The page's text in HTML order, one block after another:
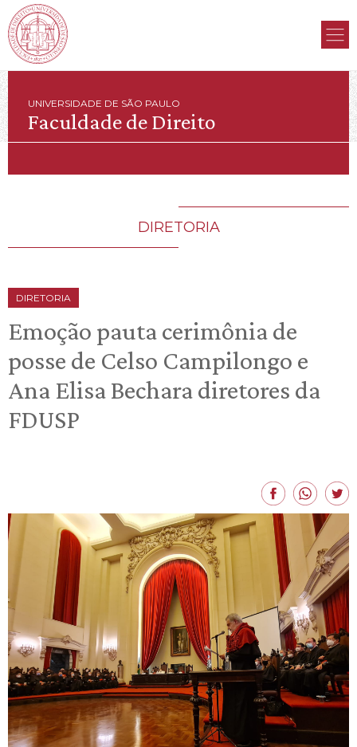
UNIVERSIDADE DE SÃO PAULO
Faculdade de Direito
DIRETORIA
DIRETORIA
Emoção pauta cerimônia de
posse de Celso Campilongo e
Ana Elisa Bechara diretores da
FDUSP